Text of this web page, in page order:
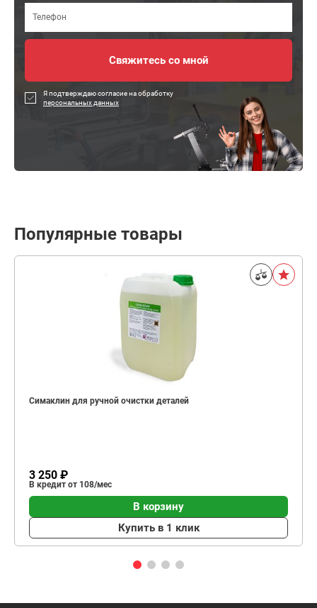
Я подтверждаю согласие на обработку
персональных данных
Популярные товары
Симаклин для ручной очистки деталей
3 250 ₽
В кредит от 108/мес
В корзину
Купить в 1 клик